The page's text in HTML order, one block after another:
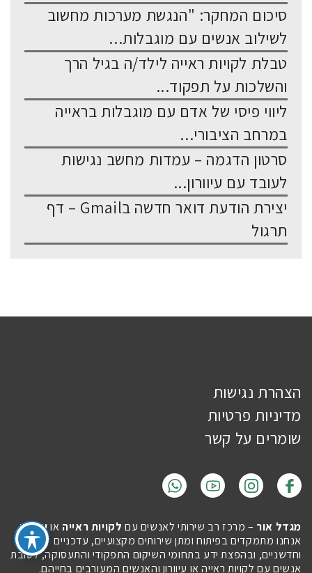
סיכום המחקר: "הנגשת מערכות מחשוב
לשילוב אנשים עם מוגבלות...
טבלת לקויות ראייה לילד/ה בגיל הרך
והשלכות על תפקוד...
ליווי פיסי של אדם עם מוגבלות בראייה
במרחב הציבורי...
סרטון הדגמה – עמדות מחשב נגישות
לעובד עם עיוורון...
יצירת הודעת דואר חדשה בGmail – דף
תרגול
הצהרת נגישות
מדיניות פרטיות
שומרים על קשר
מגדל אור – מרכז רב שירותי לאנשים עם לקויות ראייה אועיוורון.
אנחנו מתמקדים בפיתוח ומתן שירותים מקצועיים, עדכניים
וחדשניים, ובהפצת ידע בתחומי השיקום התפקודי והתעסוקה, לטובת
אנשים עם לקויות ראייה או עיוורון והאנשים המעורבים בחייהם.